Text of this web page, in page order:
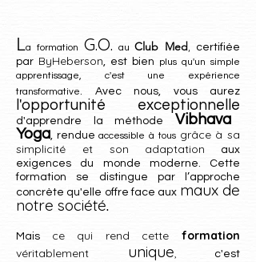
La formation G.O. au Club Med,
certifiée
par ByHeberson, est bien
plus qu'un simple
apprentissage, c'est une expérience
transformative. Avec nous, vous aurez
l'opportunité exceptionnelle
d'apprendre la méthode Vibhava
Yoga, rendue accessible à tous grâce à sa
simplicité et son adaptation aux
exigences du monde moderne. Cette
formation se distingue par l’approche
concrète qu'elle offre face aux maux de
notre société.
Mais ce qui rend cetteformation
véritablement unique, c'est